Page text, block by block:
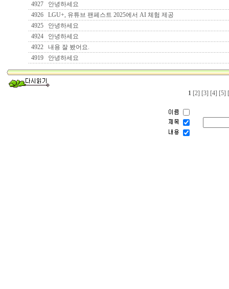
4927
안녕하세요
4926
LGU+, 유튜브 팬페스트 2025에서 AI 체험 제공
4925
안녕하세요
4924
안녕하세요
4922
내용 잘 봤어요.
4919
안녕하세요
1 [2] [3] [4] [5]